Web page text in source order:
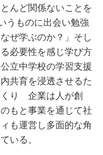
んど関係ないことを
うものに出会い勉強
ぜ学ぶのか？」そし
必要性を感じ学び方
立中学校の学習支援
共育を浸透させるた
くり 企業は人が創
もと事業を通じて社
も運営し多面的な角
いる。